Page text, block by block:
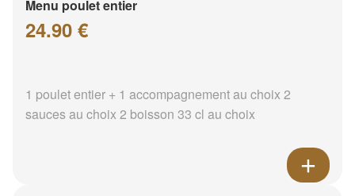
Menu poulet entier
24.90 €
1 poulet entier + 1 accompagnement au choix 2
sauces au choix 2 boisson 33 cl au choix